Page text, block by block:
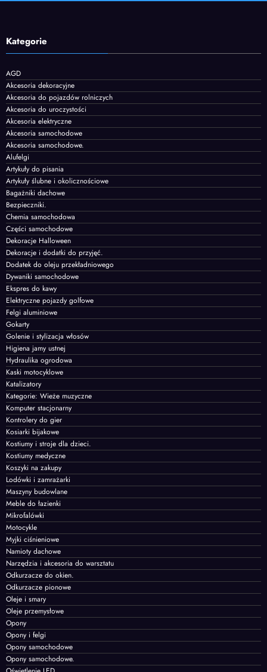
Kategorie
AGD
Akcesoria dekoracyjne
Akcesoria do pojazdów rolniczych
Akcesoria do uroczystości
Akcesoria elektryczne
Akcesoria samochodowe
Akcesoria samochodowe.
Alufelgi
Artykuły do pisania
Artykuły ślubne i okolicznościowe
Bagażniki dachowe
Bezpieczniki.
Chemia samochodowa
Części samochodowe
Dekoracje Halloween
Dekoracje i dodatki do przyjęć.
Dodatek do oleju przekładniowego
Dywaniki samochodowe
Ekspres do kawy
Elektryczne pojazdy golfowe
Felgi aluminiowe
Gokarty
Golenie i stylizacja włosów
Higiena jamy ustnej
Hydraulika ogrodowa
Kaski motocyklowe
Katalizatory
Kategorie: Wieże muzyczne
Komputer stacjonarny
Kontrolery do gier
Kosiarki bijakowe
Kostiumy i stroje dla dzieci.
Kostiumy medyczne
Koszyki na zakupy
Lodówki i zamrażarki
Maszyny budowlane
Meble do łazienki
Mikrofalówki
Motocykle
Myjki ciśnieniowe
Namioty dachowe
Narzędzia i akcesoria do warsztatu
Odkurzacze do okien.
Odkurzacze pionowe
Oleje i smary
Oleje przemysłowe
Opony
Opony i felgi
Opony samochodowe
Opony samochodowe.